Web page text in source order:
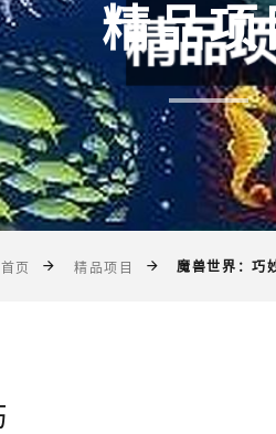
精品项
首页 精品项目 魔兽世界：巧